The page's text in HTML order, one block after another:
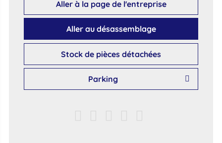
Aller à la page de l'entreprise
Aller au désassemblage
Stock de pièces détachées
Parking